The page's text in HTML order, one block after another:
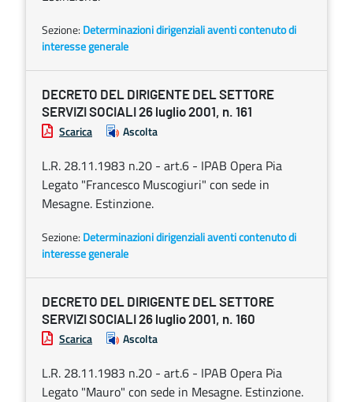
Sezione: Determinazioni dirigenziali aventi contenuto di
interesse generale
DECRETO DEL DIRIGENTE DEL SETTORE
SERVIZI SOCIALI 26 luglio 2001, n. 161
Scarica Ascolta
L.R. 28.11.1983 n.20 - art.6 - IPAB Opera Pia
Legato "Francesco Muscogiuri" con sede in
Mesagne. Estinzione.
Sezione: Determinazioni dirigenziali aventi contenuto di
interesse generale
DECRETO DEL DIRIGENTE DEL SETTORE
SERVIZI SOCIALI 26 luglio 2001, n. 160
Scarica Ascolta
L.R. 28.11.1983 n.20 - art.6 - IPAB Opera Pia
Legato "Mauro" con sede in Mesagne. Estinzione.